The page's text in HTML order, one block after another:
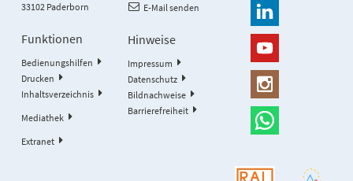
33102 Paderborn
E-Mail senden
Funktionen
Bedienungshilfen
Drucken
Inhaltsverzeichnis
Mediathek
Extranet
Hinweise
Impressum
Datenschutz
Bildnachweise
Barrierefreiheit